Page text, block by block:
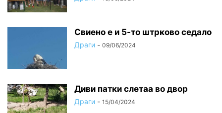
Свиено е и 5-то штрково седало
Драги - 09/06/2024
Диви патки слетаа во двор
Драги - 15/04/2024